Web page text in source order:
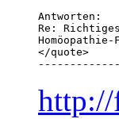
Antworten:
Re:
Homöopathie-
</quote>
http://